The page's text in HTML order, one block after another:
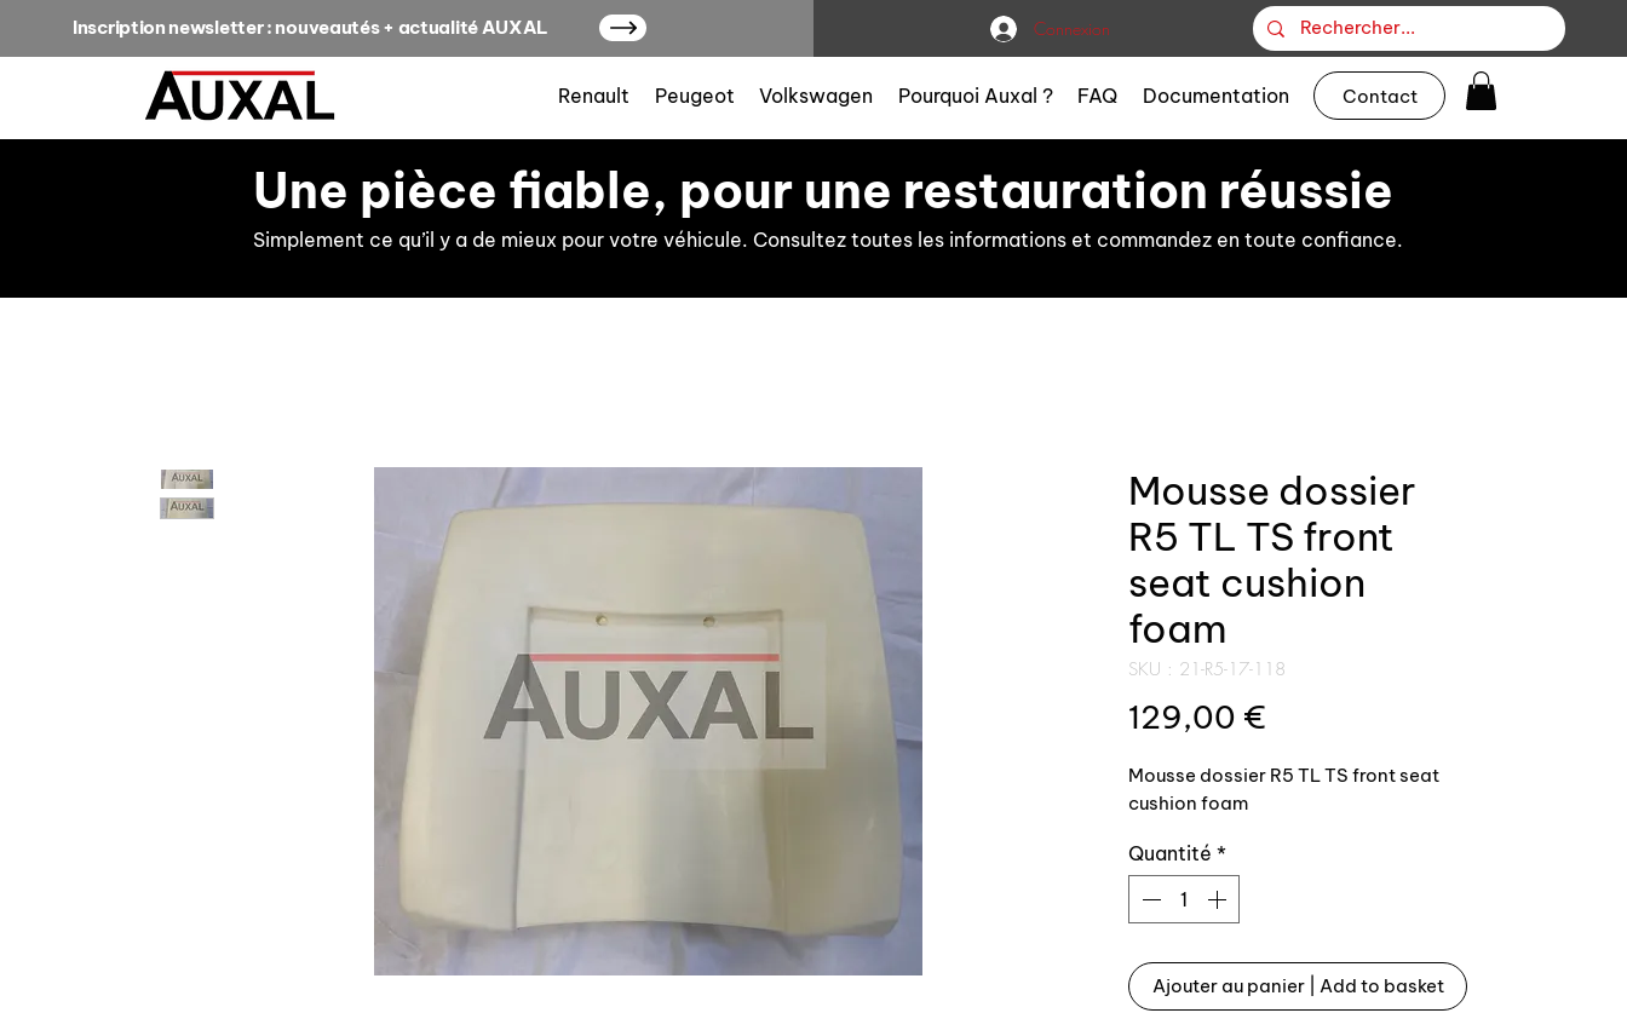
Inscription newsletter : nouveautés + actualité AUXAL Connexion
Renault Peugeot Volkswagen Pourquoi Auxal ? FAQ Documentation Contact
Une pièce fiable, pour une restauration réussie
Simplement ce qu’il y a de mieux pour votre véhicule. Consultez toutes les informations et commandez en toute confiance.
Mousse dossier
R5 TL TS front
seat cushion
foam
SKU : 21-R5-17-118
129,00 €
Mousse dossier R5 TL TS front seat
cushion foam
Quantité *
Ajouter au panier | Add to basket